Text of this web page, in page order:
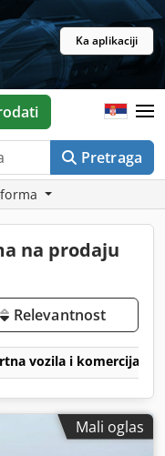
Ka aplikaciji
Pretraga
na prodaju
Relevantnost
vozila i komercijalna
Mali oglas